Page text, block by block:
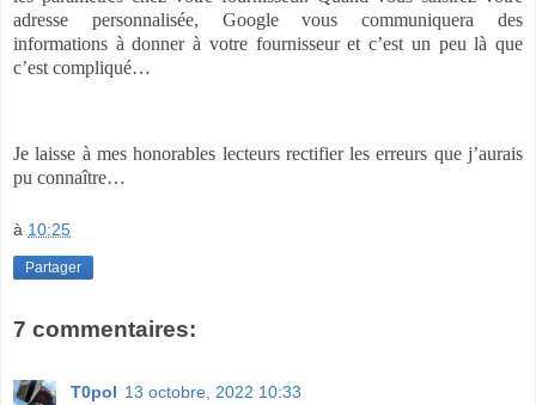
adresse personnalisée, Google vous communiquera des
informations à donner à votre fournisseur et c’est un peu là que
c’est compliqué…
Je laisse à mes honorables lecteurs rectifier les erreurs que j’aurais
pu connaître…
à 10:25
Partager
7 commentaires:
T0pol 13 octobre, 2022 10:33